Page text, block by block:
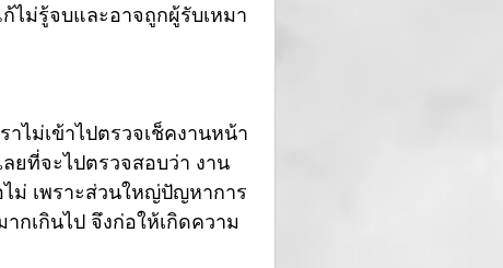
ไม่รู้จบและอาจถูกผู้รับเหมา
ไม่เข้าไปตรวจเช็คงานหน้า
ลยที่จะไปตรวจสอบว่า งาน
ม่ เพราะส่วนใหญ่ปัญหาการ
ากเกินไป จึงก่อให้เกิดความ